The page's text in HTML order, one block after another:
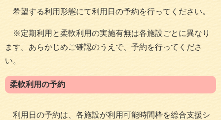
希望する利用形態にて利用日の予約を行ってください。
※定期利用と柔軟利用の実施有無は各施設ごとに異なり
ます。あらかじめご確認のうえで、予約を行ってくださ
い。
柔軟利用の予約
利用日の予約は、各施設が利用可能時間枠を総合支援シ